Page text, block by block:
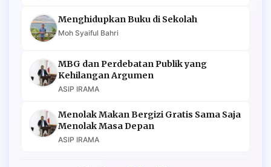
Menghidupkan Buku di Sekolah
Moh Syaiful Bahri
MBG dan Perdebatan Publik yang
Kehilangan Argumen
ASIP IRAMA
Menolak Makan Bergizi Gratis Sama Saja
Menolak Masa Depan
ASIP IRAMA